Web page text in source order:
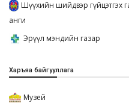
Шүүхийн шийдвэр гүйцэтгэх
анги
Эрүүл мэндийн газар
Харъяа байгууллага
Музей